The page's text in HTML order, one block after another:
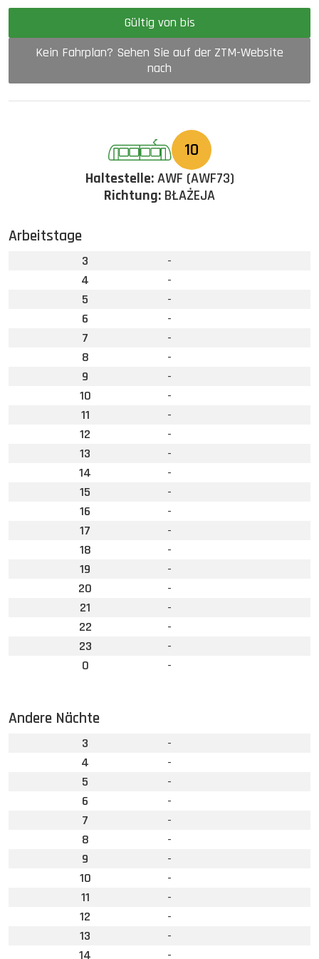
Gültig von bis
Kein Fahrplan? Sehen Sie auf der ZTM-Website
nach
10
Haltestelle:AWF (AWF73)
Richtung: BŁAŻEJA
Arbeitstage
3
-
4
-
5
-
6
-
7
-
8
-
9
-
10
-
11
-
12
-
13
-
14
-
15
-
16
-
17
-
18
-
19
-
20
-
21
-
22
-
23
-
0
-
Andere Nächte
3
-
4
-
5
-
6
-
7
-
8
-
9
-
10
-
11
-
12
-
13
-
14
-